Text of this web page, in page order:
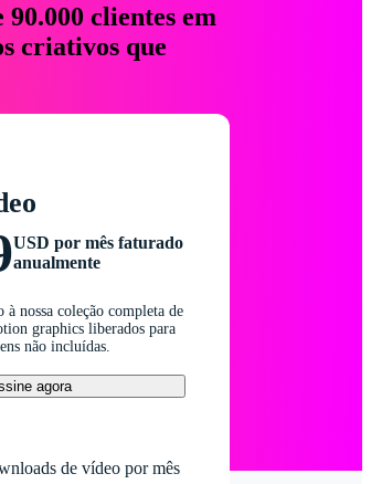
clientes em
criativos que
USD por mês faturado
anualmente
à nossa coleção completa de
graphics liberados para
não incluídas.
agora
de vídeo por mês